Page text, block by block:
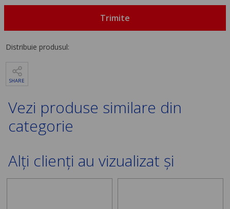
Trimite
Distribuie produsul:
SHARE
Vezi produse similare din
categorie
Alți clienți au vizualizat și